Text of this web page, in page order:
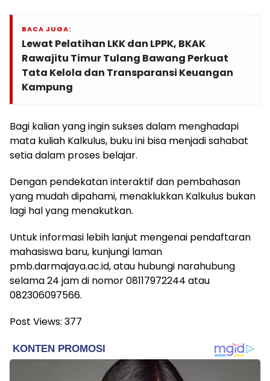
BACA JUGA:
Lewat Pelatihan LKK dan LPPK, BKAK
Rawajitu Timur Tulang Bawang Perkuat
Tata Kelola dan Transparansi Keuangan
Kampung
Bagi kalian yang ingin sukses dalam menghadapi
mata kuliah Kalkulus, buku ini bisa menjadi sahabat
setia dalam proses belajar.
Dengan pendekatan interaktif dan pembahasan
yang mudah dipahami, menaklukkan Kalkulus bukan
lagi hal yang menakutkan.
Untuk informasi lebih lanjut mengenai pendaftaran
mahasiswa baru, kunjungi laman
pmb.darmajaya.ac.id, atau hubungi narahubung
selama 24 jam di nomor 08117972244 atau
082306097566.
Post Views: 377